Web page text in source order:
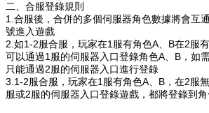
二、合服登錄規則
1.合服後，合併的多個伺服器角色數據將會互
號進入遊戲
2.如1-2服合服，玩家在1服有角色A、B在2服
可以通過1服的伺服器入口登錄角色A、B，如
只能通過2服的伺服器入口進行登錄
3.1-2服合服，玩家在1服有角色A、B，在2服
服或2服的伺服器入口登錄遊戲，都將登錄到